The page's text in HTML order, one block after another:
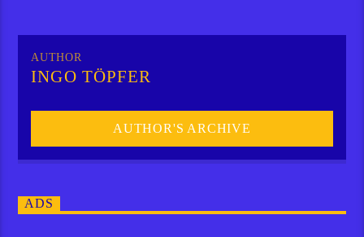
AUTHOR
INGO TÖPFER
AUTHOR'S ARCHIVE
ADS